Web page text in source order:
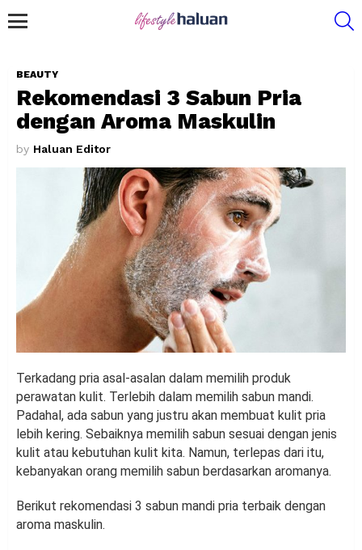
BEAUTY
Rekomendasi 3 Sabun Pria
dengan Aroma Maskulin
by Haluan Editor
Terkadang pria asal-asalan dalam memilih produk
perawatan kulit. Terlebih dalam memilih sabun mandi.
Padahal, ada sabun yang justru akan membuat kulit pria
lebih kering. Sebaiknya memilih sabun sesuai dengan jenis
kulit atau kebutuhan kulit kita. Namun, terlepas dari itu,
kebanyakan orang memilih sabun berdasarkan aromanya.
Berikut rekomendasi 3 sabun mandi pria terbaik dengan
aroma maskulin.